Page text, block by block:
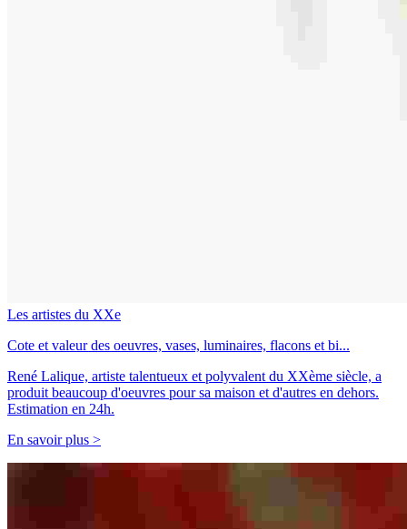
Les artistes du XXe
Cote et valeur des oeuvres, vases, luminaires, flacons et bi...
René Lalique, artiste talentueux et polyvalent du XXème siècle, a
produit beaucoup d'oeuvres pour sa maison et d'autres en dehors.
Estimation en 24h.
En savoir plus >